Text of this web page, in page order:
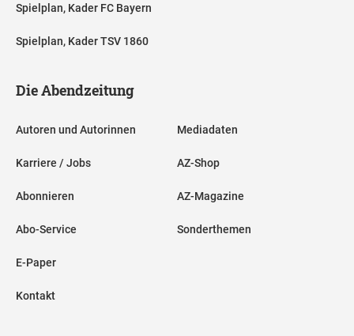
Spielplan, Kader FC Bayern
Spielplan, Kader TSV 1860
Die Abendzeitung
Autoren und Autorinnen
Karriere / Jobs
Abonnieren
Abo-Service
E-Paper
Kontakt
Mediadaten
AZ-Shop
AZ-Magazine
Sonderthemen